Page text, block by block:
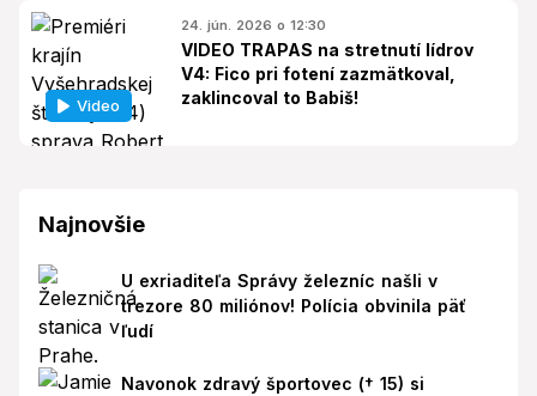
Video
24. jún. 2026 o 12:30
VIDEO TRAPAS na stretnutí lídrov
V4: Fico pri fotení zazmätkoval,
zaklincoval to Babiš!
Najnovšie
U exriaditeľa Správy železníc našli v
trezore 80 miliónov! Polícia obvinila päť
ľudí
Navonok zdravý športovec († 15) si